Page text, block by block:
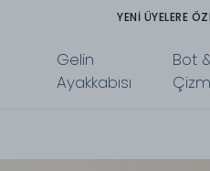
TÜM ÜRÜNLERDE
Gelin
Ayakkabısı
Bot